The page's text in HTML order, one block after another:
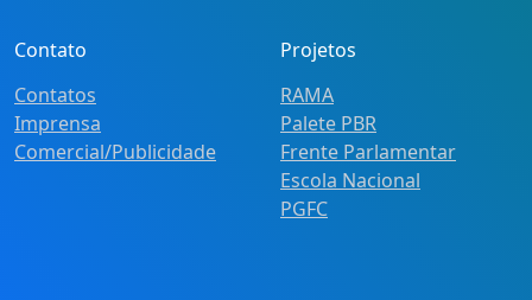
Contato
Contatos
Imprensa
Comercial/Publicidade
Projetos
RAMA
Palete PBR
Frente Parlamentar
Escola Nacional
PGFC